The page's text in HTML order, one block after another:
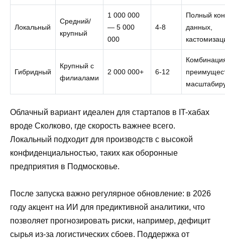
Локальный
Средний/
крупный
1 000 000
— 5 000
000
4-8
Полный
данных,
Гибридный
Крупный с
филиалами
2 000 000+ 6-12
Облачный вариант идеален для стартапов в IT-хабах
вроде Сколково, где скорость важнее всего.
Локальный подходит для производств с высокой
конфиденциальностью, таких как оборонные
предприятия в Подмосковье.
После запуска важно регулярное обновление: в 2026
году акцент на ИИ для предиктивной аналитики, что
позволяет прогнозировать риски, например, дефицит
сырья из-за логистических сбоев. Поддержка от